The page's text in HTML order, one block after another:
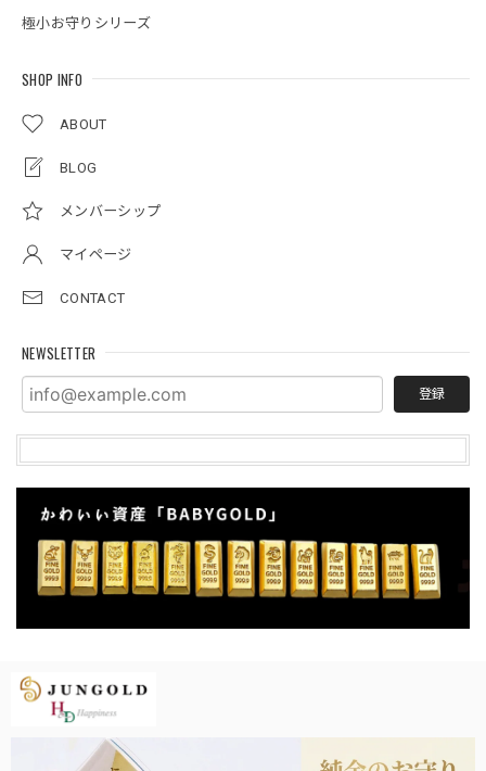
極小お守りシリーズ
SHOP INFO
ABOUT
BLOG
メンバーシップ
マイページ
CONTACT
NEWSLETTER
登録